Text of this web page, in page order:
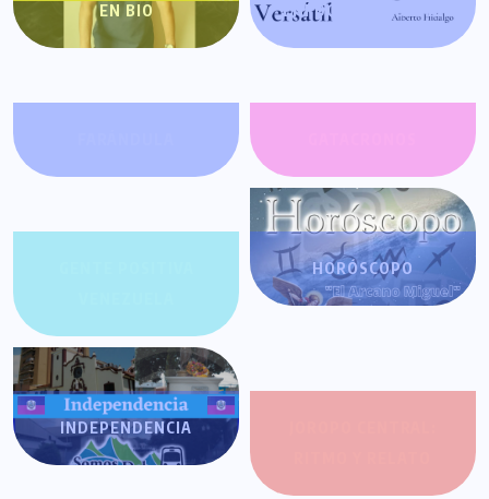
EN BIO ENFOQUE VERSÁTIL
HORÓSCOPO
INDEPENDENCIA